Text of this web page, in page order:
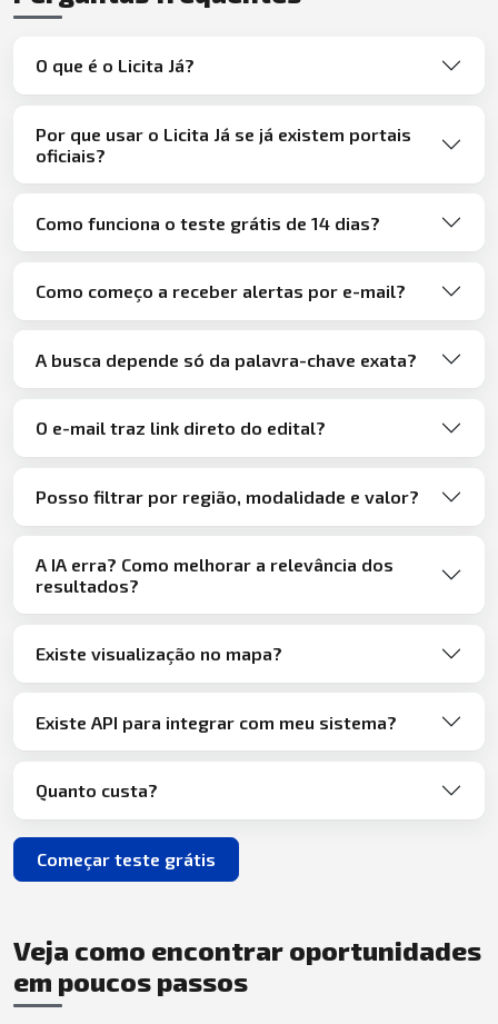
O que é o Licita Já?
Por que usar o Licita Já se já existem portais
oficiais?
Como funciona o teste grátis de 14 dias?
Como começo a receber alertas por e-mail?
A busca depende só da palavra-chave exata?
O e-mail traz link direto do edital?
Posso filtrar por região, modalidade e valor?
A IA erra? Como melhorar a relevância dos
resultados?
Existe visualização no mapa?
Existe API para integrar com meu sistema?
Quanto custa?
Começar teste grátis
Veja como encontrar oportunidades
em poucos passos